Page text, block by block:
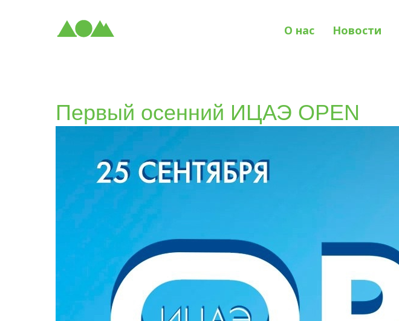
О нас Новости
Первый осенний ИЦАЭ OPEN